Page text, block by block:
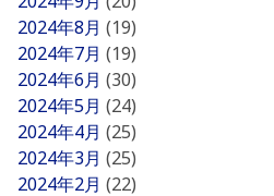
2024年8月 (19)
2024年7月 (19)
2024年6月 (30)
2024年5月 (24)
2024年4月 (25)
2024年3月 (25)
2024年2月 (22)